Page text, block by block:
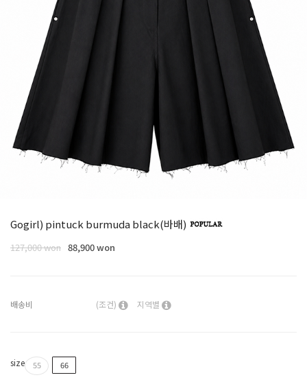
Gogirl) pintuck burmuda black(바배)
127,000 won 88,900 won
배송비 (조건) 지역별
size 55 66